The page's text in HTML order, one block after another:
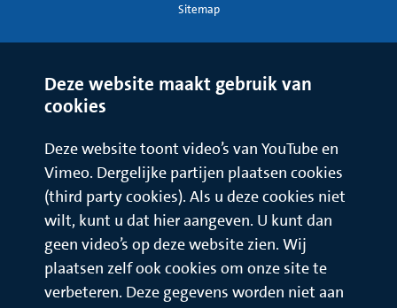
Sitemap
Deze website maakt gebruik van
cookies
Deze website toont video’s van YouTube en
Vimeo. Dergelijke partijen plaatsen cookies
(third party cookies). Als u deze cookies niet
wilt, kunt u dat hier aangeven. U kunt dan
geen video’s op deze website zien. Wij
plaatsen zelf ook cookies om onze site te
verbeteren. Deze gegevens worden niet aan